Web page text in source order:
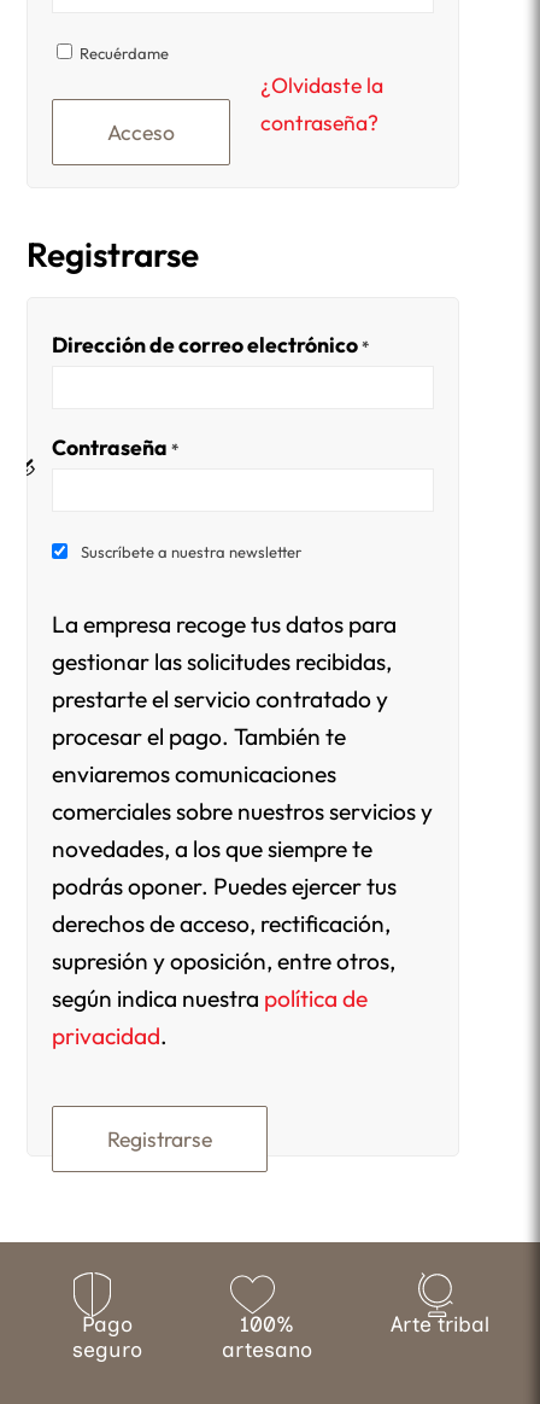
Recuérdame
Acceso
¿Olvidaste la
contraseña?
Registrarse
Dirección de correo electrónico*
Contraseña*
Suscríbete a nuestra newsletter
La empresa recoge tus datos para
gestionar las solicitudes recibidas,
prestarte el servicio contratado y
procesar el pago. También te
enviaremos comunicaciones
comerciales sobre nuestros servicios y
novedades, a los que siempre te
podrás oponer. Puedes ejercer tus
derechos de acceso, rectificación,
supresión y oposición, entre otros,
según indica nuestra política de
privacidad.
Registrarse
Pago
seguro
100%
artesano
Arte tribal